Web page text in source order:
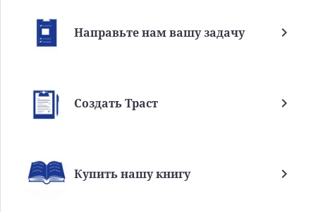
Направьте нам вашу задачу
Создать Траст
Купить нашу книгу